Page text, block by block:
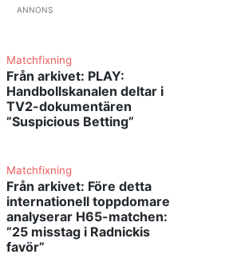
ANNONS
Matchfixning
Från arkivet: PLAY:
Handbollskanalen deltar i
TV2-dokumentären
”Suspicious Betting”
Matchfixning
Från arkivet: Före detta
internationell toppdomare
analyserar H65-matchen:
”25 misstag i Radnickis
favör”